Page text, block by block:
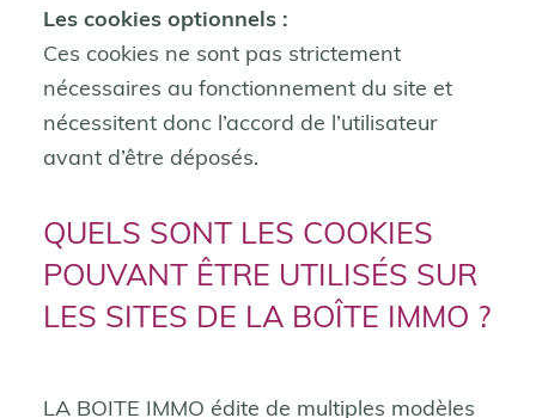
Les cookies optionnels :
Ces cookies ne sont pas strictement
nécessaires au fonctionnement du site et
nécessitent donc l’accord de l’utilisateur
avant d’être déposés.
QUELS SONT LES COOKIES
POUVANT ÊTRE UTILISÉS SUR
LES SITES DE LA BOÎTE IMMO ?
LA BOITE IMMO édite de multiples modèles